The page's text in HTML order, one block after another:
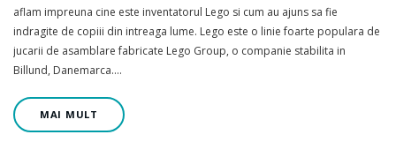
aflam impreuna cine este inventatorul Lego si cum au ajuns sa fie
indragite de copiii din intreaga lume. Lego este o linie foarte populara de
jucarii de asamblare fabricate Lego Group, o companie stabilita in
Billund, Danemarca.…
MAI MULT